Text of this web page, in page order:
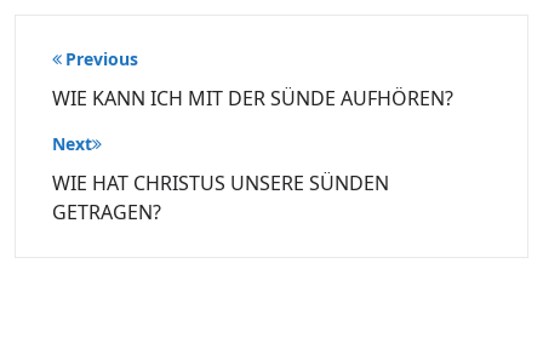
Beitragsnavigation
Previous
WIE KANN ICH MIT DER SÜNDE AUFHÖREN?
Next
WIE HAT CHRISTUS UNSERE SÜNDEN
GETRAGEN?